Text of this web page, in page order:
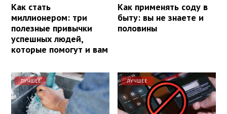
Как стать
миллионером: три
полезные привычки
успешных людей,
которые помогут и вам
Как применять соду в
быту: вы не знаете и
половины
ЛУЧШЕЕ ЛУЧШЕЕ